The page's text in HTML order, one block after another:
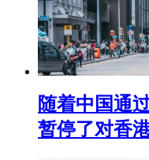
随着中国通
暂停了对香